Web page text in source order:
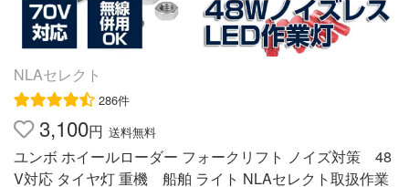
でスポットで照らせるトップLEDライトと作業灯やデスク
ライトの様に周囲全体を広く照らす側面COBライトの2種
類の点灯を切り替えることができる。状況にあわせて使い
分ければ、これ1つで様々なシーンに対応。■COBによる
面発光でワイドな 照射側面ライトはCOB高輝度ライト採
用。COB(チップオンボード)とはLEDの光を1つにまとめ
ることで、均一なひとつの面で発光し、光のバラつきやム
ラのない白色光を実現した発光方式。LED特有のつぶつぶ
NLAセレクト
286件
3,100円 送料無料
ユンボ ホイールローダー フォークリフト ノイズ対策 48
V対応 タイヤ灯 重機 船舶 ライト NLAセレクト取扱作業